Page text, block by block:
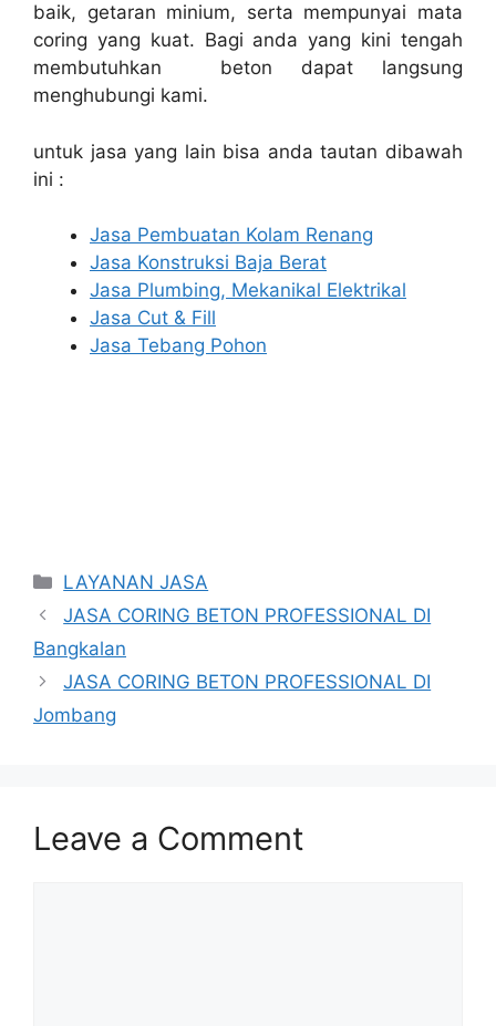
baik, getaran minium, serta mempunyai mata
coring yang kuat. Bagi anda yang kini tengah
membutuhkan beton dapat langsung
menghubungi kami.
untuk jasa yang lain bisa anda tautan dibawah
ini :
Jasa Pembuatan Kolam Renang
Jasa Konstruksi Baja Berat
Jasa Plumbing, Mekanikal Elektrikal
Jasa Cut & Fill
Jasa Tebang Pohon
Categories
LAYANAN JASA
JASA CORING BETON PROFESSIONAL DI
Bangkalan
JASA CORING BETON PROFESSIONAL DI
Jombang
Leave a Comment